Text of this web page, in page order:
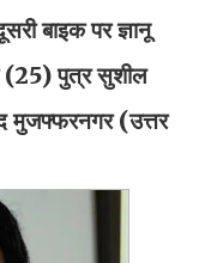
बाइक पर ज्ञानू
(25) पुत्र सुशील
मुजफ्फरनगर (उत्तर